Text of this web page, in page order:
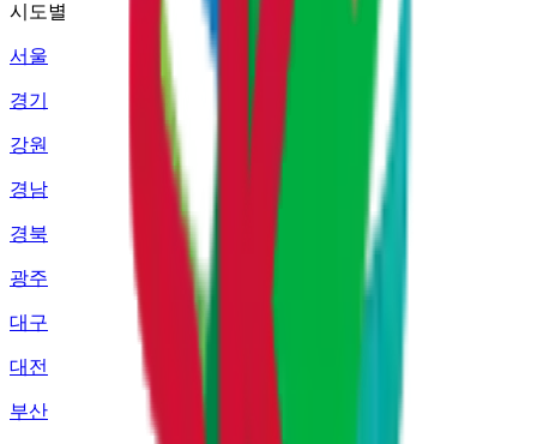
시도별
서울
경기
강원
경남
경북
광주
대구
대전
부산